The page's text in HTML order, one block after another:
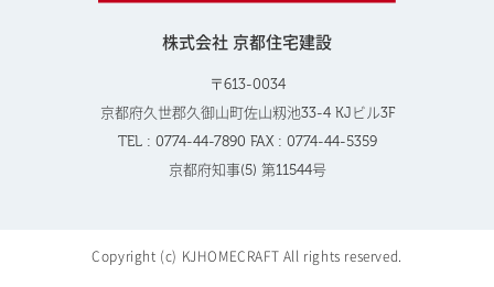
株式会社 京都住宅建設
〒613-0034
京都府久世郡久御山町佐山籾池33-4 KJビル3F
TEL : 0774-44-7890 FAX : 0774-44-5359
京都府知事(5) 第11544号
Copyright (c) KJHOMECRAFT All rights reserved.